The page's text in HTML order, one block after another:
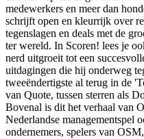
medewerkers en meer dan
schrijft open en kleurrijk over
tegenslagen en deals met de
ter wereld. In Scoren! lees je
nerd uitgroeit tot een
uitdagingen die hij onderweg
tweeëndertigste al terug in de
van Quote, tussen sterren als
Bovenal is dit het verhaal van
Nederlandse managementspel
ondernemers, spelers van